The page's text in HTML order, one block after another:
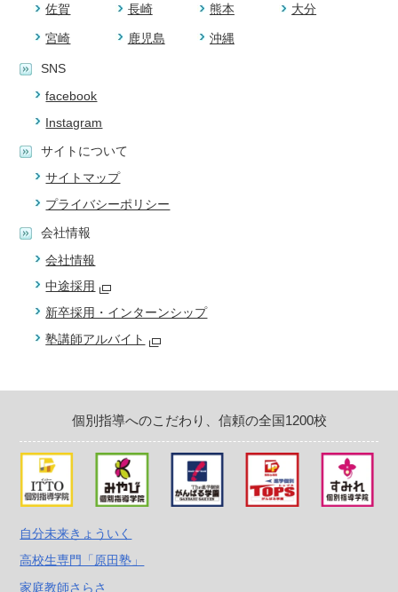
佐賀 長崎 熊本 大分
宮崎 鹿児島 沖縄
SNS
facebook
Instagram
サイトについて
サイトマップ
プライバシーポリシー
会社情報
会社情報
中途採用
新卒採用・インターンシップ
塾講師アルバイト
個別指導へのこだわり、信頼の全国1200校
自分未来きょういく
高校生専門「原田塾」
家庭教師さらさ